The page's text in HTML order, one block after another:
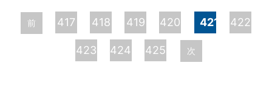
ペ
ー
前 417 418 419 420 421 422
423 424 425 次